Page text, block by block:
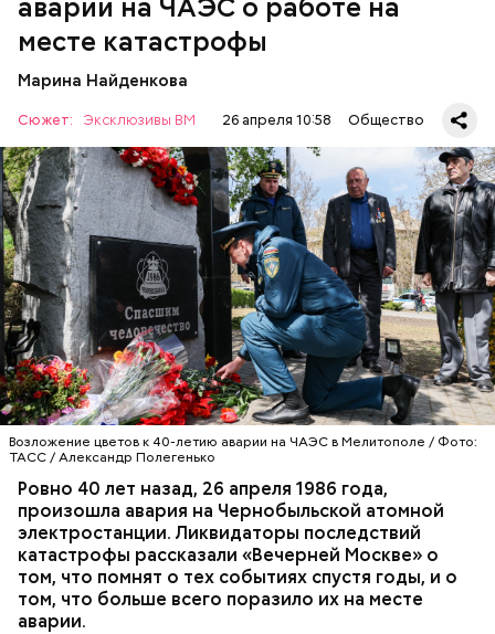
аварии на ЧАЭС о работе на
месте катастрофы
Марина Найденкова
Сюжет: Эксклюзивы ВМ 26 апреля 10:58 Общество
Возложение цветов к 40-летию аварии на ЧАЭС в Мелитополе / Фото:
ТАСС / Александр Полегенько
Ровно 40 лет назад, 26 апреля 1986 года,
произошла авария на Чернобыльской атомной
электростанции. Ликвидаторы последствий
катастрофы рассказали «Вечерней Москве» о
том, что помнят о тех событиях спустя годы, и о
том, что больше всего поразило их на месте
аварии.
Специалист гражданской обороны Московского
авиацентра Владимир Макеев в 1986 году служил в
Киеве в отдельном механизированном полку
гражданской обороны. На тот момент, когда
произошла авария на Чернобыльской атомной
станции, ему было 26 лет.
АВАРИИ ЧЕРНОБЫЛЬ ИСТОРИЯ